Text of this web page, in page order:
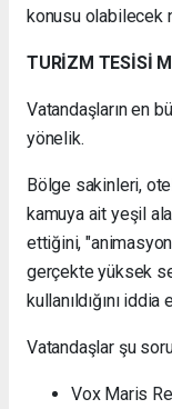
konusu olabilecek
TURİZM TESİSİ
Vatandaşların en
yönelik.
Bölge sakinleri,
kamuya ait yeşil
ettiğini,
gerçekte yüksek
kullanıldığını iddia
Vatandaşlar şu
Vox Maris